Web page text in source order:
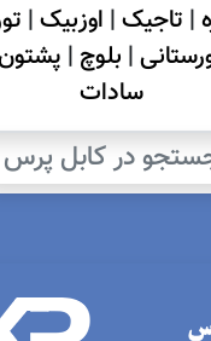
| تاجیک| اوزبیک|
| بلوچ |
سادات
در کابل پرس